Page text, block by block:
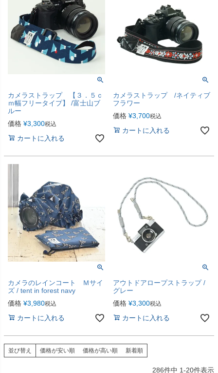
カメラストラップ 【３．５ｃ
ｍ幅フリータイプ】 /富士山ブ
ルー
価格 ¥3,300税込
カートに入れる
カメラストラップ /ネイティブ
フラワー
価格 ¥3,700税込
カートに入れる
カメラのレインコート Ｍサイ
ズ / tent in forest navy
価格 ¥3,980税込
カートに入れる
アウトドアロープストラップ /
グレー
価格 ¥3,300税込
カートに入れる
並び替え 価格が安い順 価格が高い順 新着順
286件中 1-20件表示